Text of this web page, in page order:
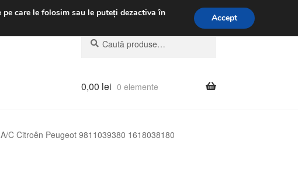
- 4 p.m.031 229 6816
Caută
după:
Caută
0,00 lei 0 elemente
C Citroên Peugeot 9811039380 1618038180
care le folosim sau le puteți dezactiva în
Accept